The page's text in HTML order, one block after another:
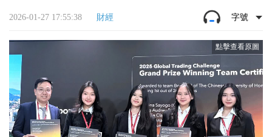
2026-01-27 17:55:38 財經 字號